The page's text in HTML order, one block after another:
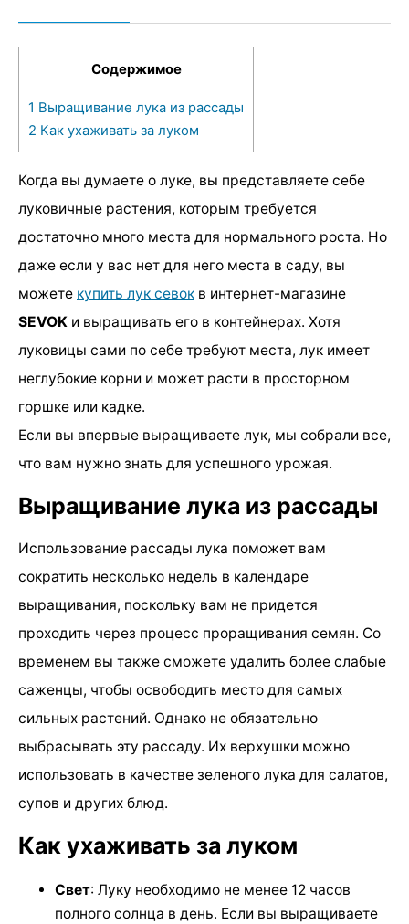
Содержимое
1 Выращивание лука из рассады
2 Как ухаживать за луком
Когда вы думаете о луке, вы представляете себе
луковичные растения, которым требуется
достаточно много места для нормального роста. Но
даже если у вас нет для него места в саду, вы
можете купить лук севок в интернет-магазине
SEVOK и выращивать его в контейнерах. Хотя
луковицы сами по себе требуют места, лук имеет
неглубокие корни и может расти в просторном
горшке или кадке.
Если вы впервые выращиваете лук, мы собрали все,
что вам нужно знать для успешного урожая.
Выращивание лука из рассады
Использование рассады лука поможет вам
сократить несколько недель в календаре
выращивания, поскольку вам не придется
проходить через процесс проращивания семян. Со
временем вы также сможете удалить более слабые
саженцы, чтобы освободить место для самых
сильных растений. Однако не обязательно
выбрасывать эту рассаду. Их верхушки можно
использовать в качестве зеленого лука для салатов,
супов и других блюд.
Как ухаживать за луком
Свет: Луку необходимо не менее 12 часов
полного солнца в день. Если вы выращиваете